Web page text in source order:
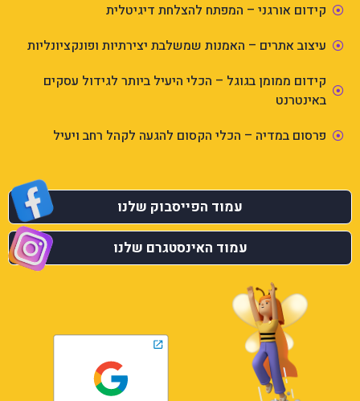
קידום אורגני – המפתח להצלחת דיגיטלית
עיצוב אתרים – האמנות שמשלבת יצירתיות ופונקציונליות
קידום ממומן בגוגל – הכלי היעיל ביותר לגידול עסקים
באינטרנט
פרסום במדיה – הכלי הקסום להגעה לקהל רחב ויעיל
עמוד הפייסבוק שלנו
עמוד האינסטגרם שלנו